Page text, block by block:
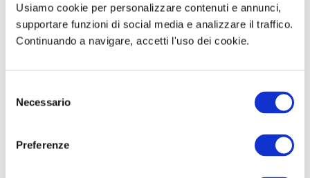
Usiamo cookie per personalizzare contenuti e annunci,
supportare funzioni di social media e analizzare il traffico.
Continuando a navigare, accetti l'uso dei cookie.
Necessario
Preferenze
colloquio in lingua inglese. Tutte le prove si
svolgeranno a Roma o comuni limitrofi.
La prova scritta consiste nello svolgimento
didue elaborati
Data Science, (2) Data Governance, (3)